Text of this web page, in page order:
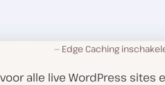
Edge Caching
alle live WordPress sites